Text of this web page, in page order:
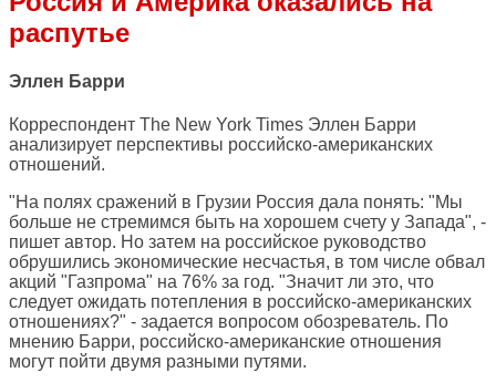
распутье
Эллен Барри
Корреспондент The New York Times Эллен Барри
анализирует перспективы российско-американских
отношений.
"На полях сражений в Грузии Россия дала понять: "Мы
больше не стремимся быть на хорошем счету у Запада", -
пишет автор. Но затем на российское руководство
обрушились экономические несчастья, в том числе обвал
акций "Газпрома" на 76% за год. "Значит ли это, что
следует ожидать потепления в российско-американских
отношениях?" - задается вопросом обозреватель. По
мнению Барри, российско-американские отношения
могут пойти двумя разными путями.